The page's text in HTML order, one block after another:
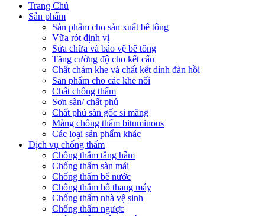
Trang Chủ
Sản phẩm
Sản phẩm cho sản xuất bê tông
Vữa rót định vị
Sửa chữa và bảo vệ bê tông
Tăng cường độ cho kết cấu
Chất chám khe và chất kết dính đàn hồi
Sản phẩm cho các khe nối
Chất chống thấm
Sơn sàn/ chất phủ
Chất phủ sàn gốc si măng
Màng chống thấm bituminous
Các loại sản phẩm khác
Dịch vụ chống thấm
Chống thấm tầng hầm
Chống thấm sàn mái
Chống thấm bể nước
Chống thấm hố thang máy
Chống thấm nhà vệ sinh
Chống thấm ngược